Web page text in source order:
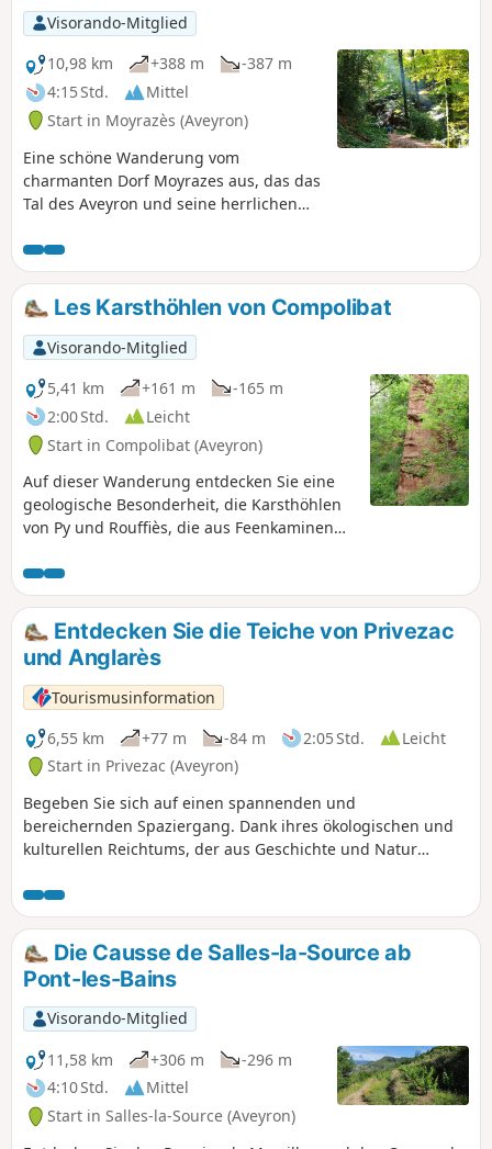
Visorando-Mitglied
10,98 km
+388 m
-387 m
4:15 Std.
Mittel
Start in Moyrazès (Aveyron)
Eine schöne Wanderung vom
charmanten Dorf Moyrazes aus, das das
Tal des Aveyron und seine herrlichen
Les Karsthöhlen von Compolibat
Visorando-Mitglied
5,41 km
+161 m
-165 m
2:00 Std.
Leicht
Start in Compolibat (Aveyron)
Auf dieser Wanderung entdecken Sie eine
geologische Besonderheit, die Karsthöhlen
von Py und Rouffiès, die aus Feenkaminen
Kirche aus dem 13. Jahrhundert und seinem
Glockenturm, der von vier Fialen umgeben
ist. Der zweite Teil der Wanderung bietet
Ihnen einen Blick auf das Dorf und die
Überquerung des Aveyron auf einer alten
Brücke, der Pont du Cambon.
Entdecken Sie die Teiche von Privezac
und Anglarès
Tourismusinformation
6,55 km
+77 m -84 m 2:05 Std.
Leicht
Start in Privezac (Aveyron)
Begeben Sie sich auf einen spannenden und
bereichernden Spaziergang. Dank ihres ökologischen und
kulturellen Reichtums, der aus Geschichte und Natur
Jahrhunderts von Europa als Natura-2000-Gebiet
ausgewiesen. Zwanzig Jahre später sind der SMBV2A und
Rural Concept mit dem Schutz dieser Lebensräume betraut.
Gemeinsam mit den Eigentümern, Verwaltern und Nutzern
der Teiche tragen sie so zur Erhaltung dieser empfindlichen
Ökosysteme bei. Seien Sie aufmerksam und respektvoll
gegenüber der Umwelt – es könnten schöne
Überraschungen auf Sie warten.
Die Causse de Salles-la-Source ab
Pont-les-Bains
Visorando-Mitglied
11,58 km
+306 m
-296 m
4:10 Std.
Mittel
Start in Salles-la-Source (Aveyron)